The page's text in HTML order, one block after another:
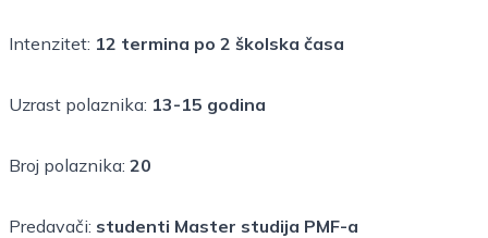
Intenzitet: 12 termina po 2 školska časa
Uzrast polaznika: 13-15 godina
Broj polaznika: 20
Predavači: studenti Master studija PMF-a